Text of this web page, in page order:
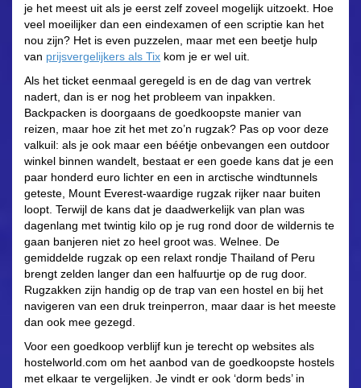
je het meest uit als je eerst zelf zoveel mogelijk uitzoekt. Hoe
veel moeilijker dan een eindexamen of een scriptie kan het
nou zijn? Het is even puzzelen, maar met een beetje hulp
van prijsvergelijkers als Tix kom je er wel uit.
Als het ticket eenmaal geregeld is en de dag van vertrek
nadert, dan is er nog het probleem van inpakken.
Backpacken is doorgaans de goedkoopste manier van
reizen, maar hoe zit het met zo’n rugzak? Pas op voor deze
valkuil: als je ook maar een béétje onbevangen een outdoor
winkel binnen wandelt, bestaat er een goede kans dat je een
paar honderd euro lichter en een in arctische windtunnels
geteste, Mount Everest-waardige rugzak rijker naar buiten
loopt. Terwijl de kans dat je daadwerkelijk van plan was
dagenlang met twintig kilo op je rug rond door de wildernis te
gaan banjeren niet zo heel groot was. Welnee. De
gemiddelde rugzak op een relaxt rondje Thailand of Peru
brengt zelden langer dan een halfuurtje op de rug door.
Rugzakken zijn handig op de trap van een hostel en bij het
navigeren van een druk treinperron, maar daar is het meeste
dan ook mee gezegd.
Voor een goedkoop verblijf kun je terecht op websites als
hostelworld.com om het aanbod van de goedkoopste hostels
met elkaar te vergelijken. Je vindt er ook ‘dorm beds’ in